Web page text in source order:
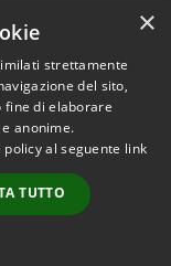
© 2026 • Comune di
• Powered by
Accesso
redazione
×
strettamente
del sito,
fine di elaborare
anonime.
al seguente link
TUTTO